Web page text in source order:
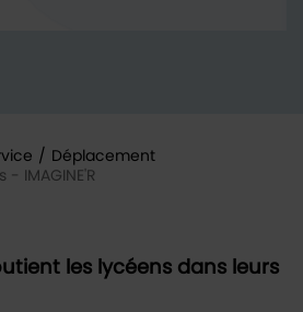
/
Déplacement
IMAGINE'R
les lycéens dans leurs